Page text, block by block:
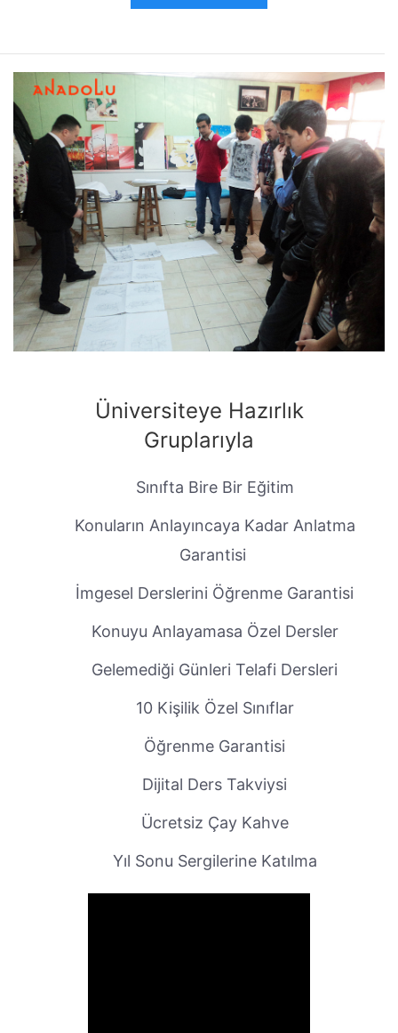
Üniversiteye Hazırlık
Gruplarıyla
Sınıfta Bire Bir Eğitim
Konuların Anlayıncaya Kadar Anlatma
Garantisi
İmgesel Derslerini Öğrenme Garantisi
Konuyu Anlayamasa Özel Dersler
Gelemediği Günleri Telafi Dersleri
10 Kişilik Özel Sınıflar
Öğrenme Garantisi
Dijital Ders Takviysi
Ücretsiz Çay Kahve
Yıl Sonu Sergilerine Katılma